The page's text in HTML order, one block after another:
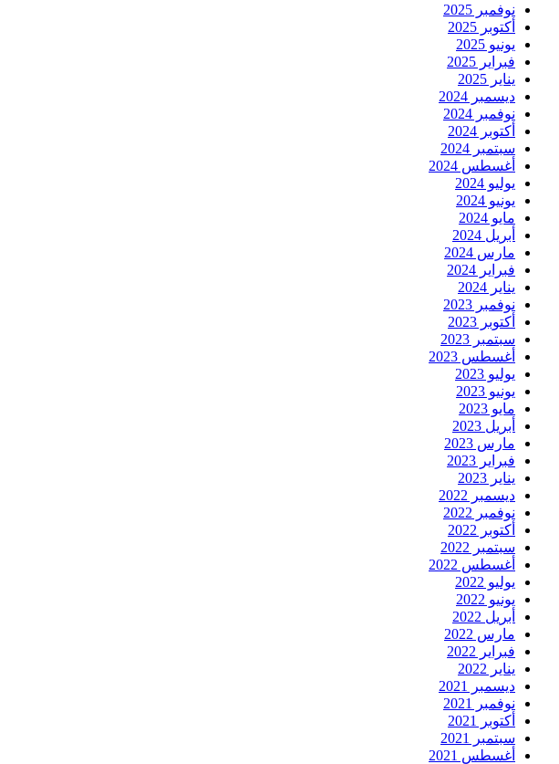
نوفمبر 2025
أكتوبر 2025
يونيو 2025
فبراير 2025
يناير 2025
ديسمبر 2024
نوفمبر 2024
أكتوبر 2024
سبتمبر 2024
أغسطس 2024
يوليو 2024
يونيو 2024
مايو 2024
أبريل 2024
مارس 2024
فبراير 2024
يناير 2024
نوفمبر 2023
أكتوبر 2023
سبتمبر 2023
أغسطس 2023
يوليو 2023
يونيو 2023
مايو 2023
أبريل 2023
مارس 2023
فبراير 2023
يناير 2023
ديسمبر 2022
نوفمبر 2022
أكتوبر 2022
سبتمبر 2022
أغسطس 2022
يوليو 2022
يونيو 2022
أبريل 2022
مارس 2022
فبراير 2022
يناير 2022
ديسمبر 2021
نوفمبر 2021
أكتوبر 2021
سبتمبر 2021
أغسطس 2021